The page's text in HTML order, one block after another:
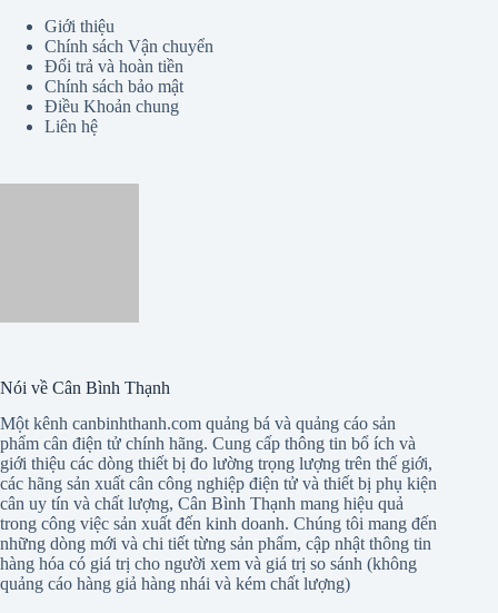
Giới thiệu
Chính sách Vận chuyển
Đổi trả và hoàn tiền
Chính sách bảo mật
Điều Khoản chung
Liên hệ
Nói về Cân Bình Thạnh
Một kênh canbinhthanh.com quảng bá và quảng cáo sản
phẩm cân điện tử chính hãng. Cung cấp thông tin bổ ích và
giới thiệu các dòng thiết bị đo lường trọng lượng trên thế giới,
các hãng sản xuất cân công nghiệp điện tử và thiết bị phụ kiện
cân uy tín và chất lượng, Cân Bình Thạnh mang hiệu quả
trong công việc sản xuất đến kinh doanh. Chúng tôi mang đến
những dòng mới và chi tiết từng sản phẩm, cập nhật thông tin
hàng hóa có giá trị cho người xem và giá trị so sánh (không
quảng cáo hàng giả hàng nhái và kém chất lượng)